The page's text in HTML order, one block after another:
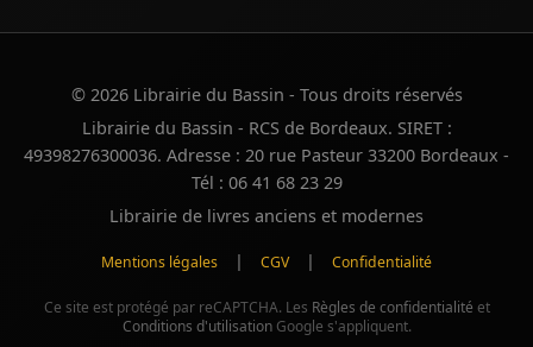
© 2026 Librairie du Bassin - Tous droits réservés
Librairie du Bassin - RCS de Bordeaux. SIRET :
49398276300036. Adresse : 20 rue Pasteur 33200 Bordeaux -
Tél : 06 41 68 23 29
Librairie de livres anciens et modernes
Mentions légales | CGV | Confidentialité
Ce site est protégé par reCAPTCHA. Les Règles de confidentialité et
Conditions d'utilisationGoogle s'appliquent.